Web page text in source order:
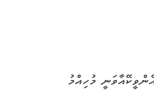
މުހިއްމު